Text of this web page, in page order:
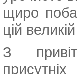
щиро
цій
З